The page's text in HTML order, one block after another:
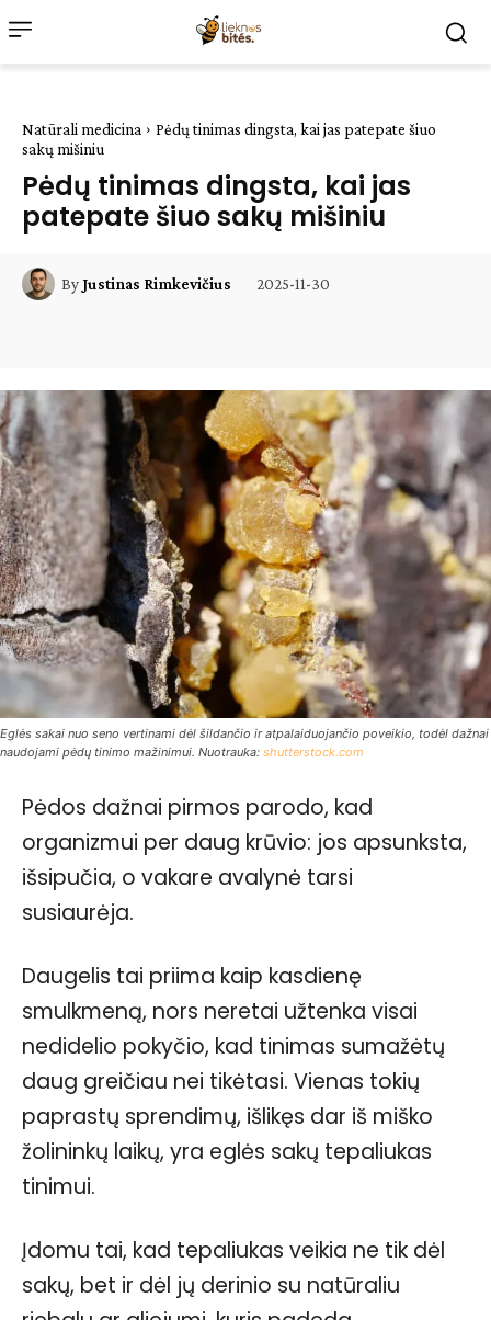
Natūrali medicina
Pėdų tinimas dingsta, kai jas patepate šiuo
sakų mišiniu
Pėdų tinimas dingsta, kai jas
patepate šiuo sakų mišiniu
ByJustinas Rimkevičius 2025-11-30
Eglės sakai nuo seno vertinami dėl šildančio ir atpalaiduojančio poveikio, todėl dažnai
naudojami pėdų tinimo mažinimui. Nuotrauka: shutterstock.com
Pėdos dažnai pirmos parodo, kad
organizmui per daug krūvio: jos apsunksta,
išsipučia, o vakare avalynė tarsi
susiaurėja.
Daugelis tai priima kaip kasdienę
smulkmeną, nors neretai užtenka visai
nedidelio pokyčio, kad tinimas sumažėtų
daug greičiau nei tikėtasi. Vienas tokių
paprastų sprendimų, išlikęs dar iš miško
žolininkų laikų, yra eglės sakų tepaliukas
tinimui.
Įdomu tai, kad tepaliukas veikia ne tik dėl
sakų, bet ir dėl jų derinio su natūraliu